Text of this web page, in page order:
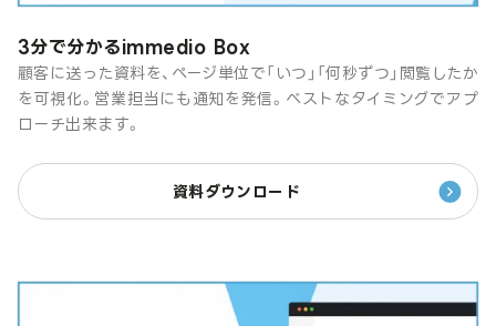
3分で分かるimmedio Box
顧客に送った資料を、ページ単位で「いつ」「何秒ずつ」閲覧したか
を可視化。営業担当にも通知を発信。ベストなタイミングでアプ
ローチ出来ます。
資料ダウンロード